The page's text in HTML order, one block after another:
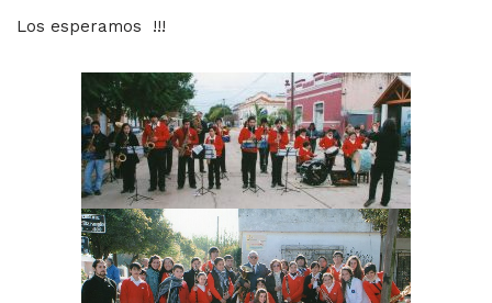
Los esperamos !!!